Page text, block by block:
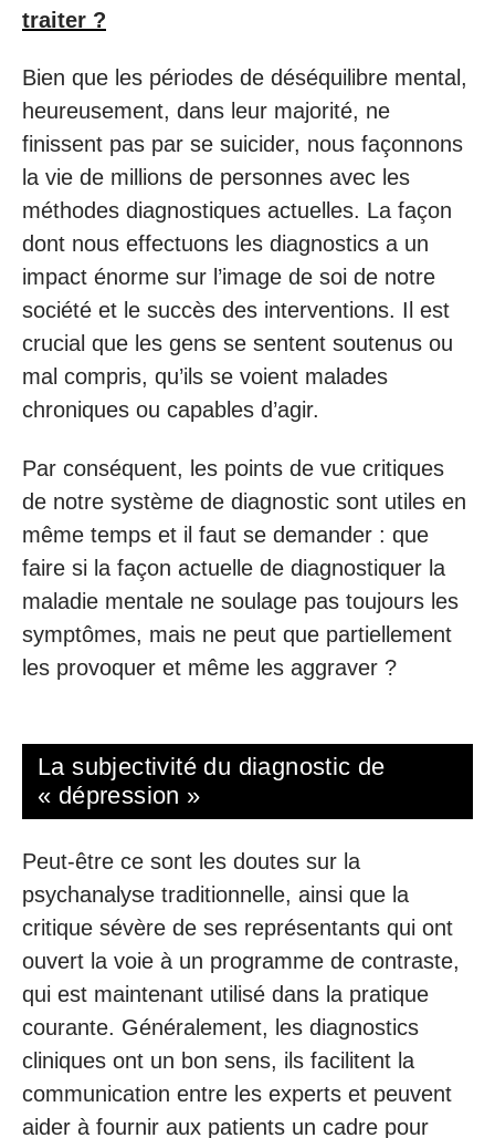
traiter ?
Bien que les périodes de déséquilibre mental,
heureusement, dans leur majorité, ne
finissent pas par se suicider, nous façonnons
la vie de millions de personnes avec les
méthodes diagnostiques actuelles. La façon
dont nous effectuons les diagnostics a un
impact énorme sur l’image de soi de notre
société et le succès des interventions. Il est
crucial que les gens se sentent soutenus ou
mal compris, qu’ils se voient malades
chroniques ou capables d’agir.
Par conséquent, les points de vue critiques
de notre système de diagnostic sont utiles en
même temps et il faut se demander : que
faire si la façon actuelle de diagnostiquer la
maladie mentale ne soulage pas toujours les
symptômes, mais ne peut que partiellement
les provoquer et même les aggraver ?
La subjectivité du diagnostic de
« dépression »
Peut-être ce sont les doutes sur la
psychanalyse traditionnelle, ainsi que la
critique sévère de ses représentants qui ont
ouvert la voie à un programme de contraste,
qui est maintenant utilisé dans la pratique
courante. Généralement, les diagnostics
cliniques ont un bon sens, ils facilitent la
communication entre les experts et peuvent
aider à fournir aux patients un cadre pour